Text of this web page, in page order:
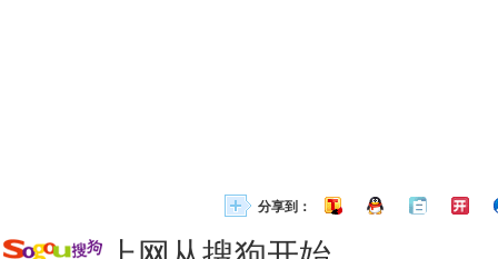
分享到：